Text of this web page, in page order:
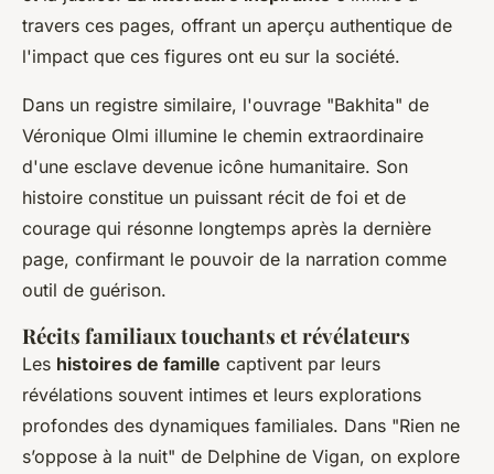
travers ces pages, offrant un aperçu authentique de
l'impact que ces figures ont eu sur la société.
Dans un registre similaire, l'ouvrage "Bakhita" de
Véronique Olmi illumine le chemin extraordinaire
d'une esclave devenue icône humanitaire. Son
histoire constitue un puissant récit de foi et de
courage qui résonne longtemps après la dernière
page, confirmant le pouvoir de la narration comme
outil de guérison.
Récits familiaux touchants et révélateurs
Les histoires de famille captivent par leurs
révélations souvent intimes et leurs explorations
profondes des dynamiques familiales. Dans "Rien ne
s’oppose à la nuit" de Delphine de Vigan, on explore